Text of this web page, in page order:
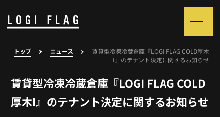
トップ ニュース
賃貸型冷凍冷蔵倉庫『LOGI FLAG COLD厚木
I』のテナント決定に関するお知らせ
賃貸型冷凍冷蔵倉庫『LOGI FLAG COLD
厚木I』のテナント決定に関するお知らせ